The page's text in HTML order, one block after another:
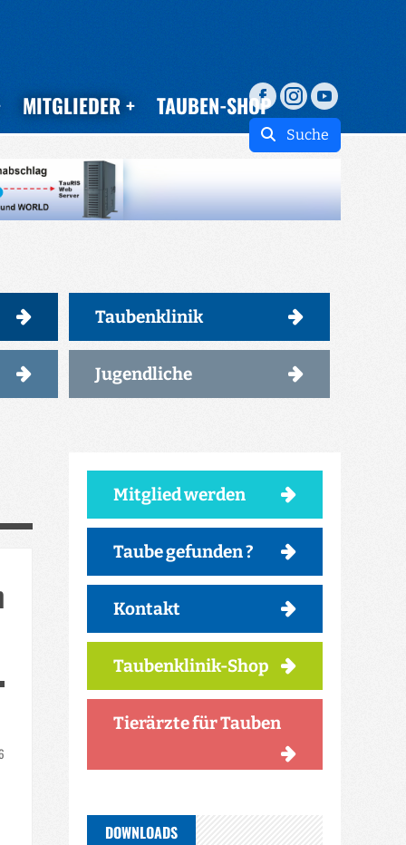
MITGLIEDER TAUBEN-SHOP
Suche
Taubenklinik
Jugendliche
Mitglied werden
Taube gefunden ?
Kontakt
Taubenklinik-Shop
Tierärzte für Tauben
DOWNLOADS